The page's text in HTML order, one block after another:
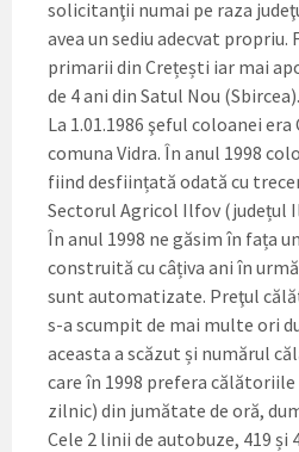
solicitanţii numai pe raza
avea un sediu adecvat
primarii din Crețești iar mai
de 4 ani din Satul Nou (Sbircea).
La 1.01.1986 şeful coloanei
comuna Vidra. În anul 1998
fiind desființată odată cu
Sectorul Agricol Ilfov (județul
În anul 1998 ne găsim în fața
construită cu câțiva ani în
sunt automatizate. Preţul
s-a scumpit de mai multe ori
aceasta a scăzut și numărul
care în 1998 prefera
zilnic) din jumătate de oră,
Cele 2 linii de autobuze, 419 și